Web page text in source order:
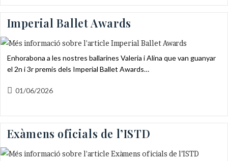
Imperial Ballet Awards
Enhorabona a les nostres ballarines Valeria i Alina que van guanyar
el 2n i 3r premis dels Imperial Ballet Awards…
Entrada
01/06/2026
Exàmens oficials de l’ISTD